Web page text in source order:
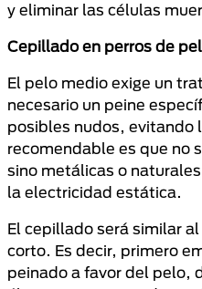
y eliminar las células
Cepillado en perros de
El pelo medio exige un
necesario un peine
posibles nudos, evitando
recomendable es que no
sino metálicas o
la electricidad estática.
El cepillado será similar
corto. Es decir, primero
peinado a favor del pelo,